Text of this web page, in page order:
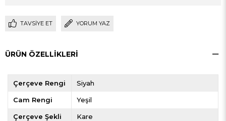
TAVSIYE ET YORUM YAZ
ÜRÜN ÖZELLIKLERI
Çerçeve Rengi Siyah
Cam Rengi Yeşil
Çerçeve Şekli Kare